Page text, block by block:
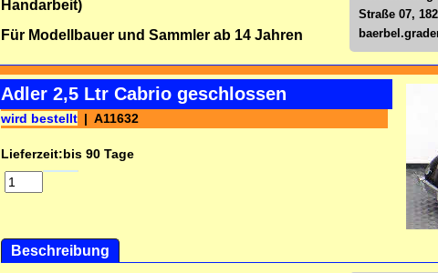
Straße 07,
Handarbeit)
Für Modellbauer und Sammler ab 14 Jahren
Adler 2,5 Ltr Cabrio geschlossen
wird bestellt A11632
Lieferzeit:bis 90 Tage
Beschreibung